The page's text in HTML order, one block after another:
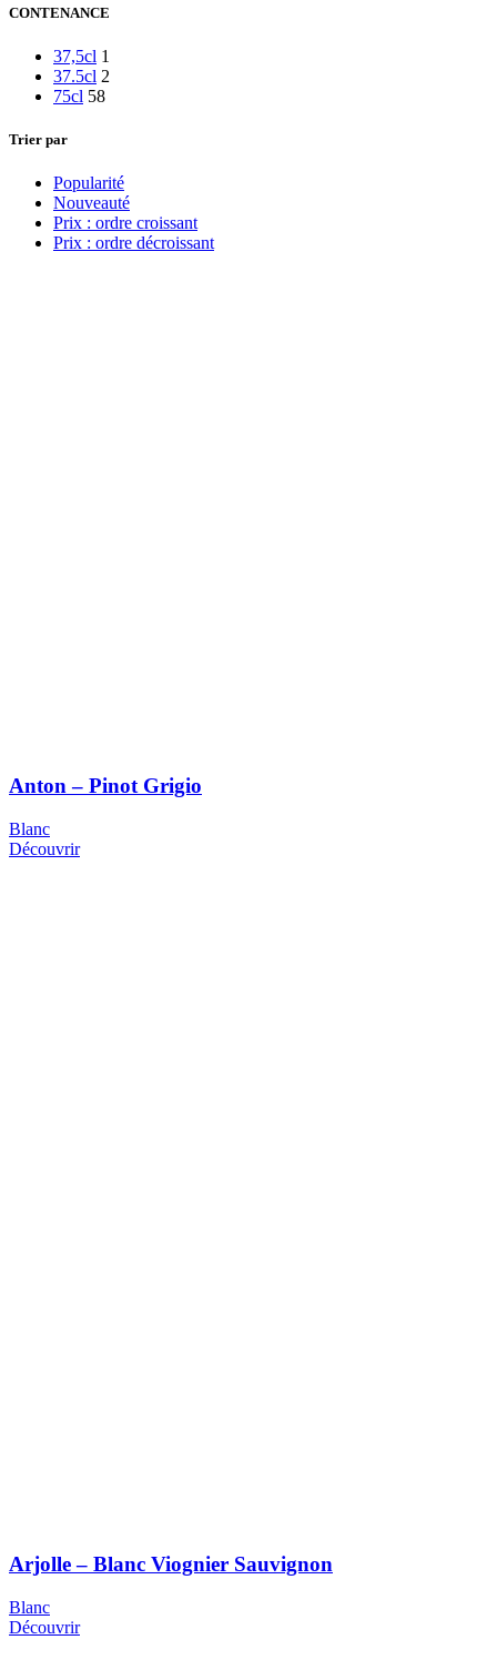
CONTENANCE
37,5cl 1
37.5cl 2
75cl 58
Trier par
Popularité
Nouveauté
Prix : ordre croissant
Prix : ordre décroissant
Anton – Pinot Grigio
Blanc
Découvrir
Arjolle – Blanc Viognier Sauvignon
Blanc
Découvrir